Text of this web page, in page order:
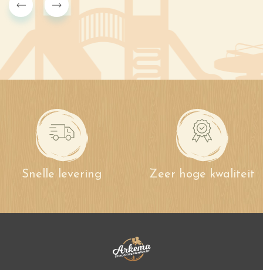
Snelle levering Zeer hoge kwaliteit